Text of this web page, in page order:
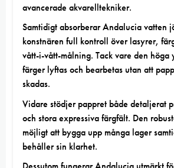
avancerade akvarelltekniker.
Samtidigt absorberar Andalucia vatten
konstnären full kontroll över lasyrer,
vått-i-vått-målning. Tack vare den höga
färger lyftas och bearbetas utan att
skadas.
Vidare stödjer pappret både detaljerat
och stora expressiva färgfält. Den
möjligt att bygga upp många lager
behåller sin klarhet.